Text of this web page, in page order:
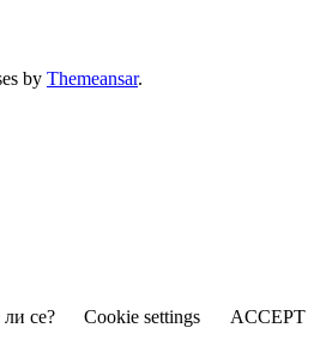
by Themeansar.
се? Cookie settings ACCEPT